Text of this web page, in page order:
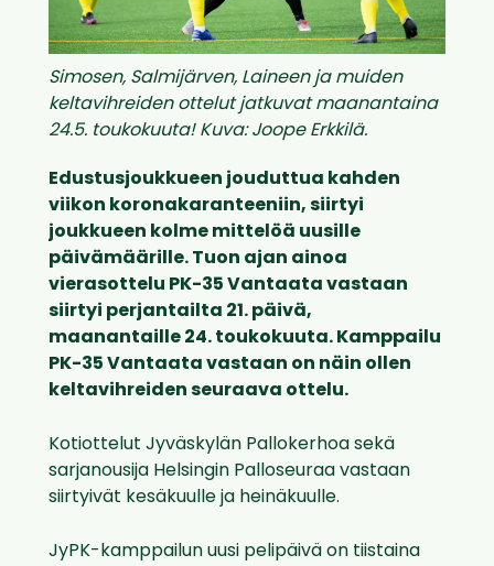
Simosen, Salmijärven, Laineen ja muiden
keltavihreiden ottelut jatkuvat maanantaina
24.5. toukokuuta! Kuva: Joope Erkkilä.
Edustusjoukkueen jouduttua kahden
viikon koronakaranteeniin, siirtyi
joukkueen kolme mittelöä uusille
päivämäärille. Tuon ajan ainoa
vierasottelu PK-35 Vantaata vastaan
siirtyi perjantailta 21. päivä,
maanantaille 24. toukokuuta. Kamppailu
PK-35 Vantaata vastaan on näin ollen
keltavihreiden seuraava ottelu.
Kotiottelut Jyväskylän Pallokerhoa sekä
sarjanousija Helsingin Palloseuraa vastaan
siirtyivät kesäkuulle ja heinäkuulle.
JyPK-kamppailun uusi pelipäivä on tiistaina